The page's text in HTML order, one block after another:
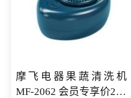
摩飞电器果蔬清洗机
MF-2062 会员专享价268